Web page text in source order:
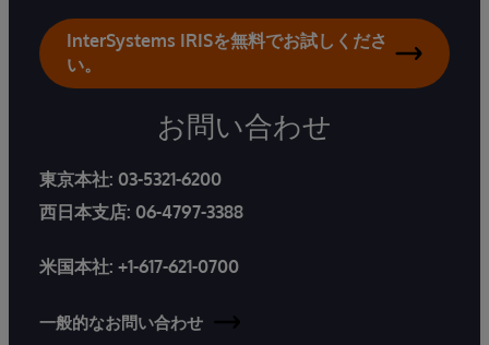
InterSystems IRISを無料でお試しくださ
い。
お問い合わせ
東京本社: 03-5321-6200
西日本支店: 06-4797-3388
米国本社: +1-617-621-0700
一般的なお問い合わせ